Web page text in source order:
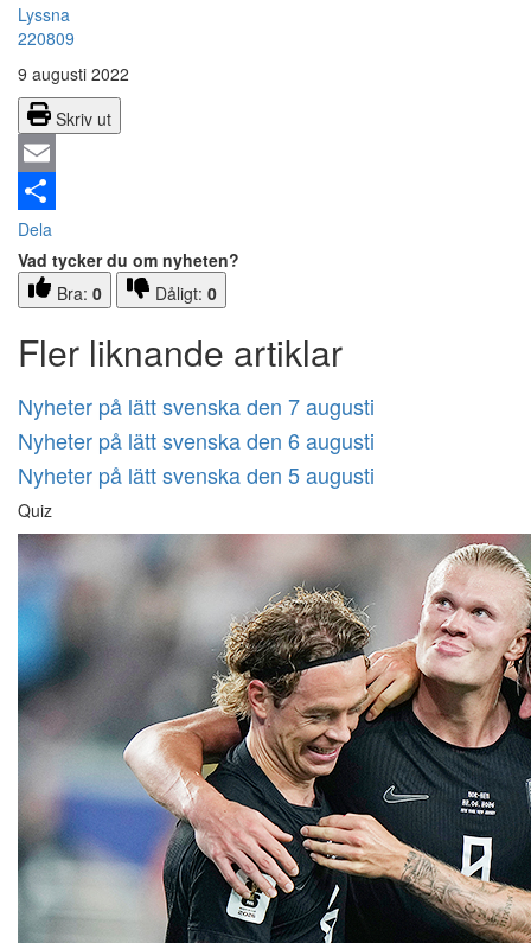
Lyssna
220809
9 augusti 2022
Skriv ut
Email
Dela
Vad tycker du om nyheten?
Bra: 0 Dåligt: 0
Fler liknande artiklar
Nyheter på lätt svenska den 7 augusti
Nyheter på lätt svenska den 6 augusti
Nyheter på lätt svenska den 5 augusti
Quiz